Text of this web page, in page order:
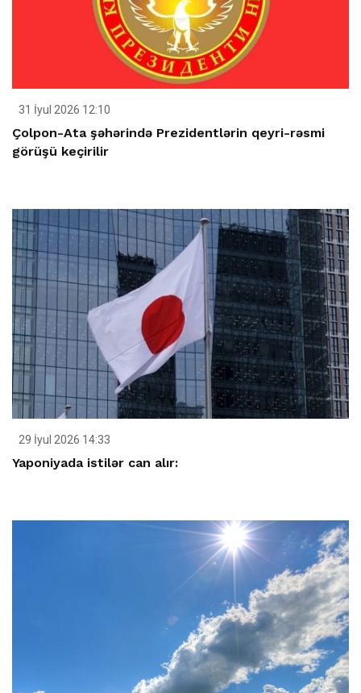
31 İyul 2026 12:10
Çolpon-Ata şəhərində Prezidentlərin qeyri-rəsmi
görüşü keçirilir
29 İyul 2026 14:33
Yaponiyada istilər can alır: